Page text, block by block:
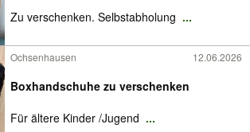
Zu verschenken. Selbstabholung ...
Ochsenhausen 12.06.2026
Boxhandschuhe zu verschenken
Für ältere Kinder /Jugend ...